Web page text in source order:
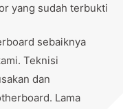
yang sudah terbukti
sebaiknya
Teknisi
dan
Lama